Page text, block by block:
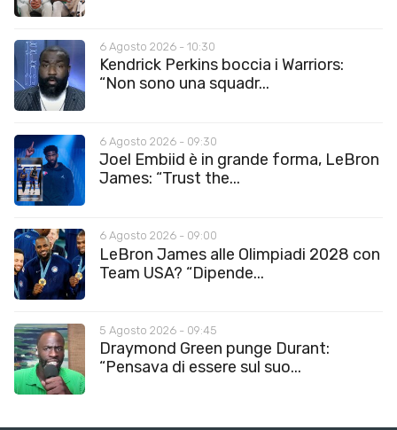
6 Agosto 2026 - 10:30
Kendrick Perkins boccia i Warriors:
“Non sono una squadr...
6 Agosto 2026 - 09:30
Joel Embiid è in grande forma, LeBron
James: “Trust the...
6 Agosto 2026 - 09:00
LeBron James alle Olimpiadi 2028 con
Team USA? “Dipende...
5 Agosto 2026 - 09:45
Draymond Green punge Durant:
“Pensava di essere sul suo...